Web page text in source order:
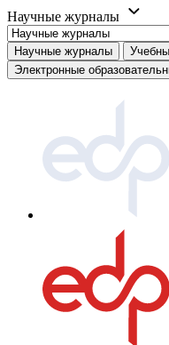
Научные журналы
Научные журналы
Электронные